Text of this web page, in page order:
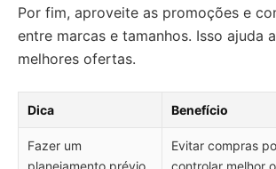
Por fim, aproveite as promoções e
entre marcas e tamanhos. Isso ajuda
melhores ofertas.
Dica Benefício
Fazer um
planejamento prévio
Evitar compras
controlar melhor